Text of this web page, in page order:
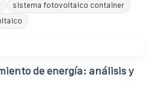
sistema fotovoltaico container
de energía: análisis y